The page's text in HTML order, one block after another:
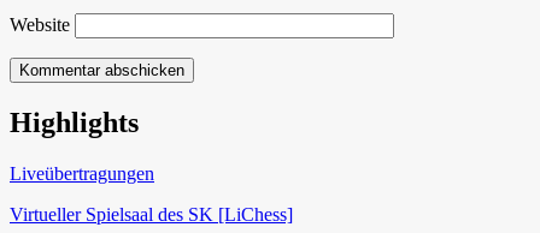
Website
Schach in Lauffen
Highlights
Liveübertragungen
Virtueller Spielsaal des SK [LiChess]